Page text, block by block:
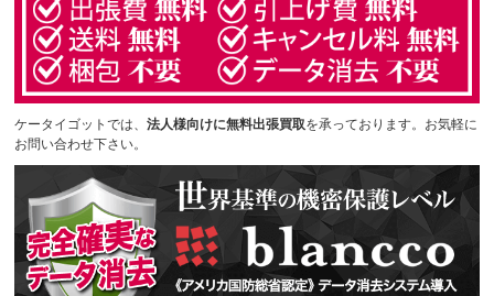
ケータイゴットでは、法人様向けに無料出張買取を承っております。お気軽に
お問い合わせ下さい。